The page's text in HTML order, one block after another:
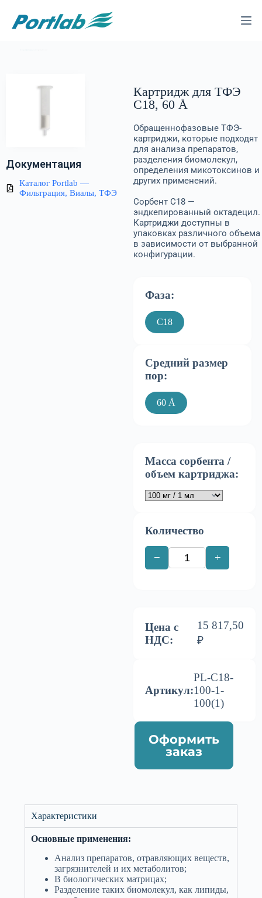
Документация
Каталог Portlab —
Фильтрация, Виалы, ТФЭ
Картридж для ТФЭ
C18, 60 Å
Обращеннофазовые ТФЭ-
картриджи, которые подходят
для анализа препаратов,
разделения биомолекул,
определения микотоксинов и
других применений.
Сорбент С18 —
эндкепированный октадецил.
Картриджи доступны в
упаковках различного объема
в зависимости от выбранной
конфигурации.
Фаза:
C18
Средний размер
пор:
60 Å
Масса сорбента /
объем картриджа:
Количество
− +
Цена с
НДС:
15 817,50
₽
Артикул:
PL-C18-
100-1-
100(1)
Оформить
заказ
Характеристики
Основные применения:
Анализ препаратов, отравляющих веществ,
загрязнителей и их метаболитов;
В биологических матрицах;
Разделение таких биомолекул, как липиды,